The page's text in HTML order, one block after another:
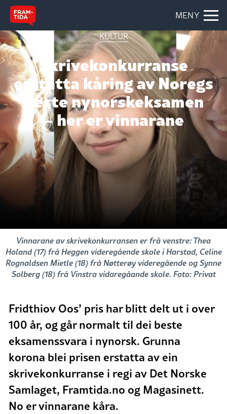
MENY
KULTUR
Skrivekonkurranse
erstatta kåring av Noregs
beste nynorskeksamen
– her er vinnarane
Vinnarane av skrivekonkurransen er frå venstre: Thea
Holand (17) frå Heggen videregående skole i Harstad, Celine
Rognaldsen Mietle (18) frå Nøtterøy videregående og Synne
Solberg (18) frå Vinstra vidaregåande skole. Foto: Privat
Fridthiov Oos’ pris har blitt delt ut i over
100 år, og går normalt til dei beste
eksamenssvara i nynorsk. Grunna
korona blei prisen erstatta av ein
skrivekonkurranse i regi av Det Norske
Samlaget, Framtida.no og Magasinett.
No er vinnarane kåra.